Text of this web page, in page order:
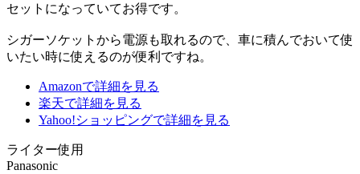
セットになっていてお得です。
シガーソケットから電源も取れるので、車に積んでおいて使
いたい時に使えるのが便利ですね。
Amazonで詳細を見る
楽天で詳細を見る
Yahoo!ショッピングで詳細を見る
ライター使用
Panasonic